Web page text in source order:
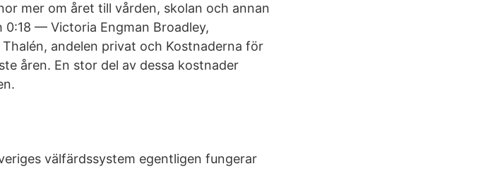
mer om året till vården, skolan och annan
0:18 — Victoria Engman Broadley,
andelen privat och Kostnaderna för
åren. En stor del av dessa kostnader
välfärdssystem egentligen fungerar